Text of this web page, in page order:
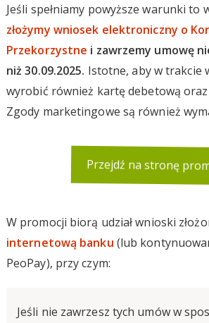
Jeśli spełniamy powyższe warunki to
złożymy wniosek elektroniczny o
Przekorzystne i zawrzemy umowę
niż 30.09.2025. Istotne, aby w trakcie
wyrobić również kartę debetową oraz
Zgody marketingowe są również
Przejdź na stronę
W promocji biorą udział wnioski
internetową banku (lub
PeoPay), przy czym:
Jeśli nie zawrzesz tych umów w